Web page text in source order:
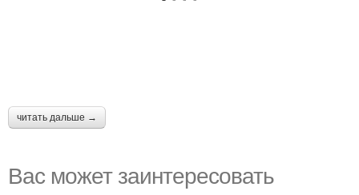
читать дальше →
Вас может заинтересовать